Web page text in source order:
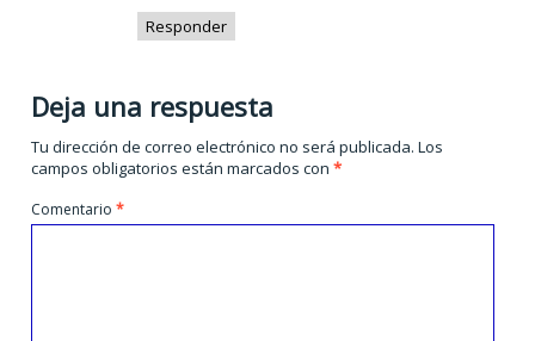
Responder
Deja una respuesta
Tu dirección de correo electrónico no será publicada. Los
campos obligatorios están marcados con*
Comentario*